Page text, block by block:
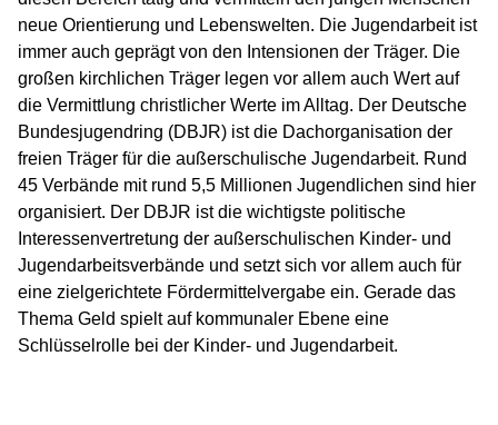
neue Orientierung und Lebenswelten. Die Jugendarbeit ist
immer auch geprägt von den Intensionen der Träger. Die
großen kirchlichen Träger legen vor allem auch Wert auf
die Vermittlung christlicher Werte im Alltag. Der Deutsche
Bundesjugendring (DBJR) ist die Dachorganisation der
freien Träger für die außerschulische Jugendarbeit. Rund
45 Verbände mit rund 5,5 Millionen Jugendlichen sind hier
organisiert. Der DBJR ist die wichtigste politische
Interessenvertretung der außerschulischen Kinder- und
Jugendarbeitsverbände und setzt sich vor allem auch für
eine zielgerichtete Fördermittelvergabe ein. Gerade das
Thema Geld spielt auf kommunaler Ebene eine
Schlüsselrolle bei der Kinder- und Jugendarbeit.